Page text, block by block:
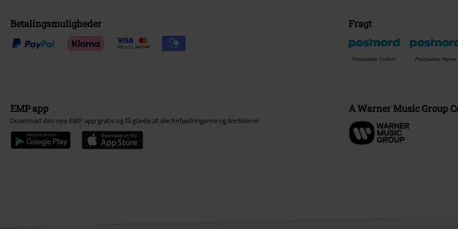
Betalingsmuligheder Fragt
Postpakke Collect Postpakke Home
EMP app
Download den nye EMP app gratis og få glæde af alle forbedringerne og fordelene!
A Warner Music Group